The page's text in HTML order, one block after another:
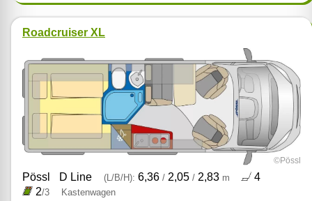
Roadcruiser XL
©Pössl
Pössl D Line (L/B/H): 6,36 /2,05 /2,83 m
4
2/3 Kastenwagen